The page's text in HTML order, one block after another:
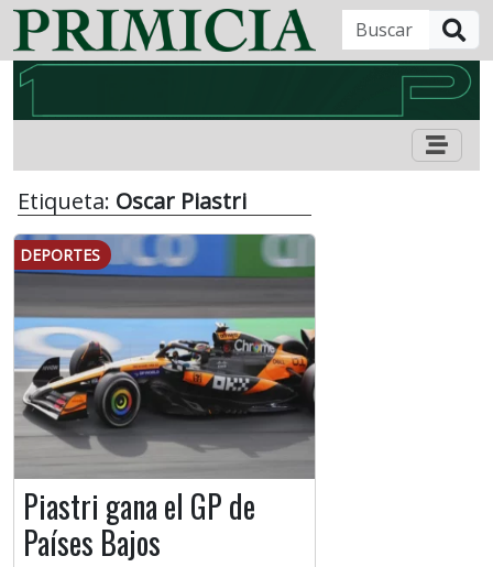
Etiqueta: Oscar Piastri
DEPORTES
Piastri gana el GP de
Países Bajos